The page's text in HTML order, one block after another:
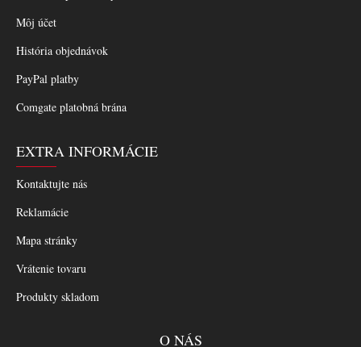
Môj účet
História objednávok
PayPal platby
Comgate platobná brána
EXTRA INFORMÁCIE
Kontaktujte nás
Reklamácie
Mapa stránky
Vrátenie tovaru
Produkty skladom
O NÁS